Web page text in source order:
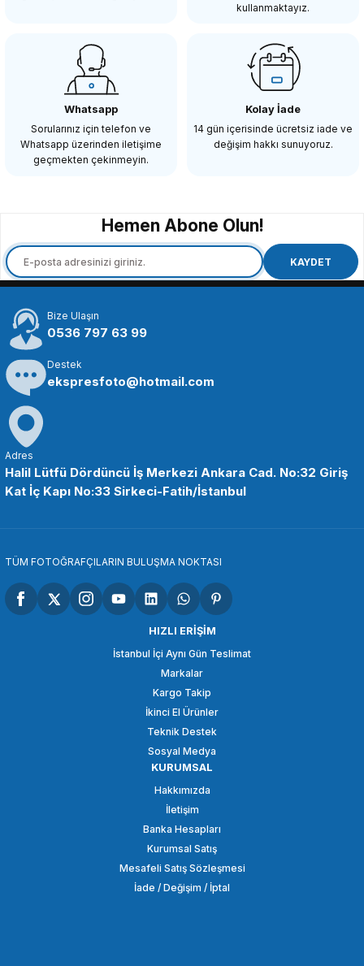
kullanmaktayız.
Whatsapp
Sorularınız için telefon ve
Whatsapp üzerinden iletişime
geçmekten çekinmeyin.
Kolay İade
14 gün içerisinde ücretsiz iade ve
değişim hakkı sunuyoruz.
Hemen Abone Olun!
KAYDET
Bize Ulaşın
0536 797 63 99
Destek
ekspresfoto@hotmail.com
Adres
Halil Lütfü Dördüncü İş Merkezi Ankara Cad. No:32 Giriş
Kat İç Kapı No:33 Sirkeci-Fatih/İstanbul
TÜM FOTOĞRAFÇILARIN BULUŞMA NOKTASI
HIZLI ERİŞİM
İstanbul İçi Aynı Gün Teslimat
Markalar
Kargo Takip
İkinci El Ürünler
Teknik Destek
Sosyal Medya
KURUMSAL
Hakkımızda
İletişim
Banka Hesapları
Kurumsal Satış
Mesafeli Satış Sözleşmesi
İade / Değişim / İptal